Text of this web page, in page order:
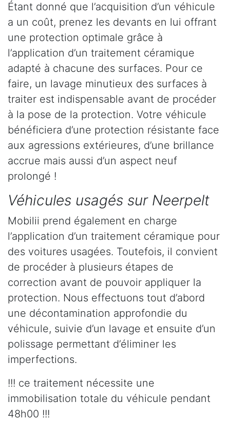
Étant donné que l’acquisition d’un véhicule
a un coût, prenez les devants en lui offrant
une protection optimale grâce à
l’application d’un traitement céramique
adapté à chacune des surfaces. Pour ce
faire, un lavage minutieux des surfaces à
traiter est indispensable avant de procéder
à la pose de la protection. Votre véhicule
bénéficiera d’une protection résistante face
aux agressions extérieures, d’une brillance
accrue mais aussi d’un aspect neuf
prolongé !
Véhicules usagés sur Neerpelt
Mobilii prend également en charge
l’application d’un traitement céramique pour
des voitures usagées. Toutefois, il convient
de procéder à plusieurs étapes de
correction avant de pouvoir appliquer la
protection. Nous effectuons tout d’abord
une décontamination approfondie du
véhicule, suivie d’un lavage et ensuite d’un
polissage permettant d’éliminer les
imperfections.
!!! ce traitement nécessite une
immobilisation totale du véhicule pendant
48h00 !!!